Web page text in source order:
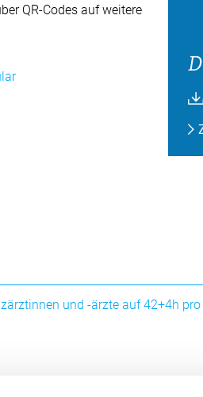
QR-Codes auf weitere
und -ärzte auf 42+4h